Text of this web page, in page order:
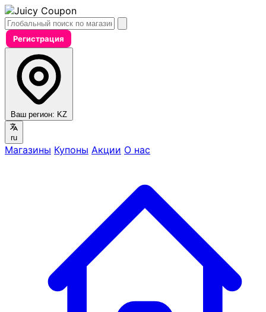
Регистрация
Ваш регион: KZ
ru
Магазины Купоны Акции О нас